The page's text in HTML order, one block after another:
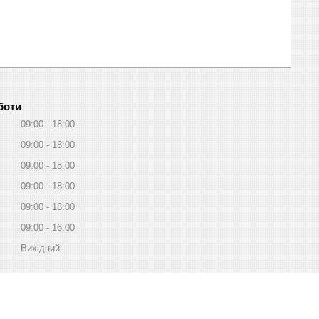
09:00
18:00
09:00
18:00
09:00
18:00
09:00
18:00
09:00
18:00
09:00
16:00
Вихідний